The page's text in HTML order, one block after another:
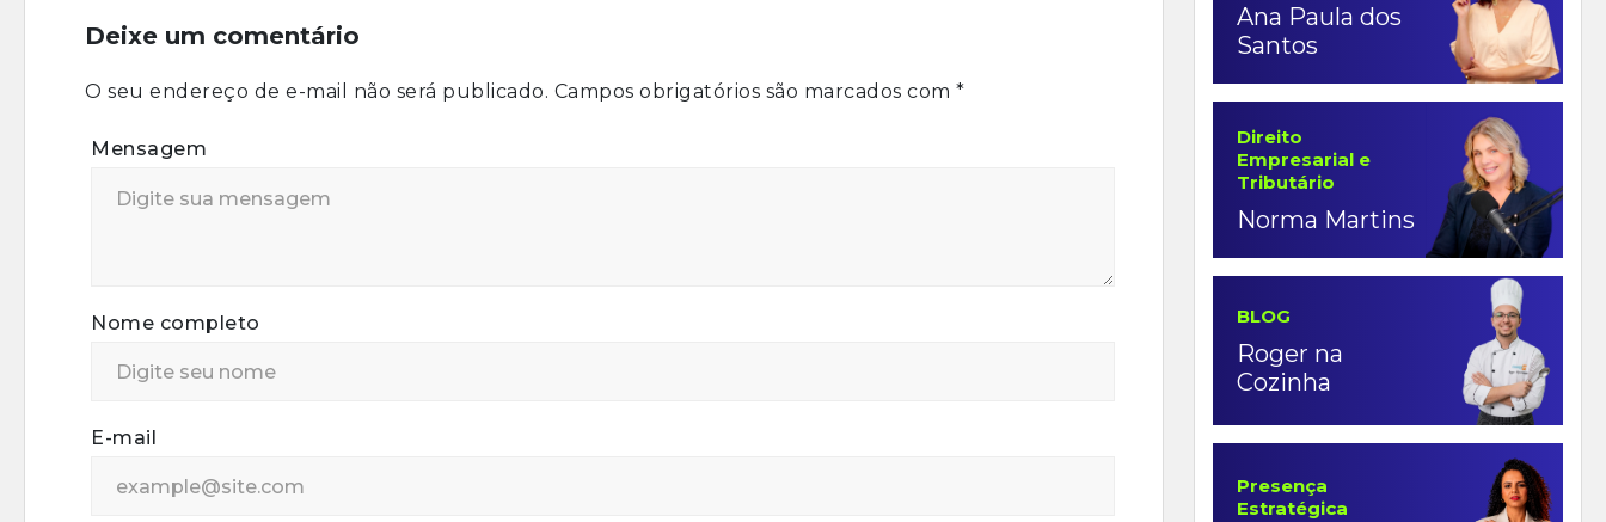
Deixe um comentário
O seu endereço de e-mail não será publicado. Campos obrigatórios são marcados com *
Mensagem
Nome completo
E-mail
Ana Paula dos
Santos
Direito
Empresarial e
Tributário
Norma Martins
BLOG
Roger na
Cozinha
Presença
Estratégica